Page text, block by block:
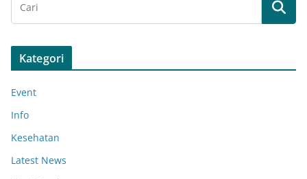
Kategori
Event
Info
Kesehatan
Latest News